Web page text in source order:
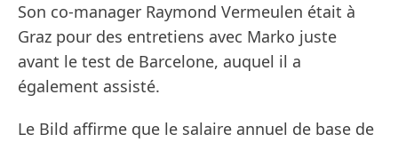
Son co-manager Raymond Vermeulen était à
Graz pour des entretiens avec Marko juste
avant le test de Barcelone, auquel il a
également assisté.
Le Bild affirme que le salaire annuel de base de